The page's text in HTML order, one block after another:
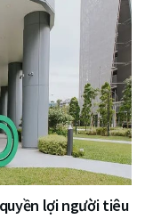
lợi người tiêu